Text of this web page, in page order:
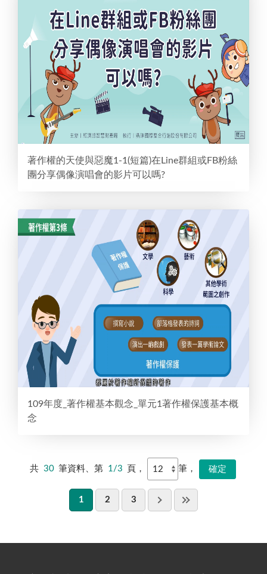
著作權的天使與惡魔1-1(短篇)在Line群組或FB粉絲
團分享偶像演唱會的影片可以嗎?
109年度_著作權基本觀念_單元1著作權保護基本概
念
共 30 筆資料、第 1/3 頁， 筆，
1 2 3